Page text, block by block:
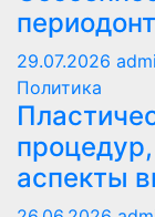
29.07.2026
Политика
аспекты